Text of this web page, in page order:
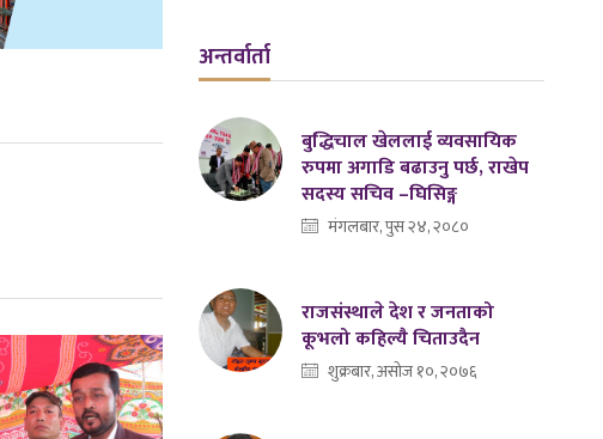
अन्तर्वार्ता
बुद्धिचाल खेललाई व्यवसायिक
रुपमा अगाडि बढाउनु पर्छ, राखेप
सदस्य सचिव –घिसिङ्ग
मंगलबार, पुस २४, २०८०
राजसंस्थाले देश र जनताको
कूभलो कहिल्यै चिताउदैन
शुक्रबार, असोज १०, २०७६